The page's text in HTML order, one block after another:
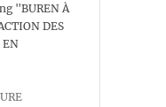
"BUREN À
DES
EN